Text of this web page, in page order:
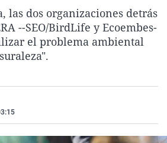
La rosa de los vientos
Gente viajera
Caso
Retornados
Extremadura
Galicia
Virales
Televisión
las dos organizaciones detrás
--SEO/BirdLife y Ecoembes-
el problema ambiental